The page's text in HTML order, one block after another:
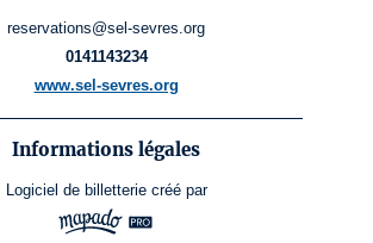
reservations@sel-sevres.org
0141143234
www.sel-sevres.org
Informations légales
Logiciel de billetterie créé par